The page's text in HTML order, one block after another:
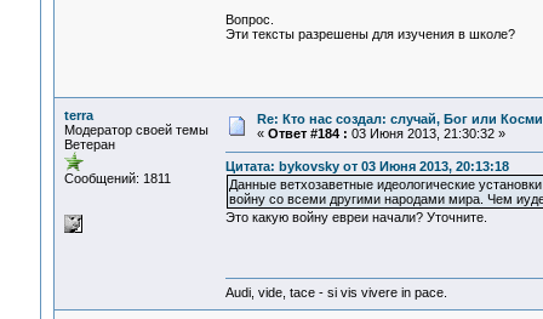
Вопрос.
Эти тексты разрешены для изучения в школе?
terra
Модератор своей темы
Ветеран
Сообщений: 1811
Re: Кто нас создал: случай, Бог или
« Ответ #184 : 03 Июня 2013, 21:30:32 »
Цитата: bykovsky от 03 Июня 2013, 20:13:18
Данные ветхозаветные идеологические
войну со всеми другими народами мира. Чем
Это какую войну евреи начали? Уточните.
Audi, vide, tace - si vis vivere in pace.